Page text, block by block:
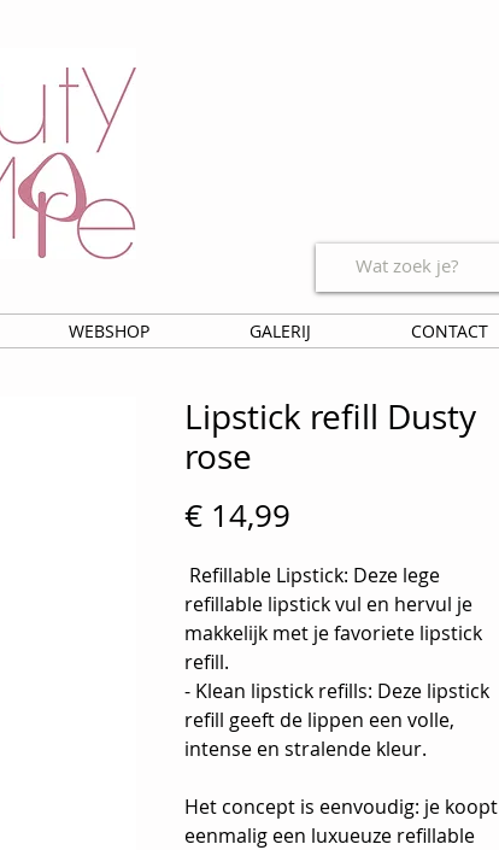
WEBSHOP GALERIJ CONTACT
Lipstick refill Dusty
rose
€ 14,99
Refillable Lipstick: Deze lege
refillable lipstick vul en hervul je
makkelijk met je favoriete lipstick
refill.
- Klean lipstick refills: Deze lipstick
refill geeft de lippen een volle,
intense en stralende kleur.
Het concept is eenvoudig: je koopt
eenmalig een luxueuze refillable